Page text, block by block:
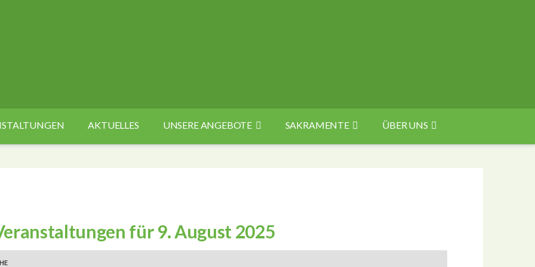
AKTUELLES UNSERE ANGEBOTE SAKRAMENTE ÜBER UNS
für 9. August 2025